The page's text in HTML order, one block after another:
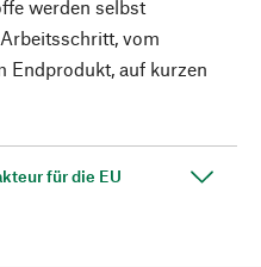
werden selbst
vom
Endprodukt, auf kurzen
für die EU